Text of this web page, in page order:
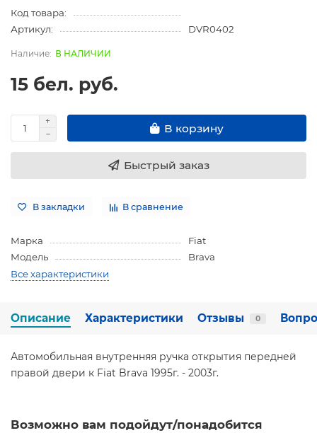
Код товара:
Артикул:
DVR0402
В НАЛИЧИИ
15 бел. руб.
В корзину
Быстрый заказ
В закладки В сравнение
Марка
Fiat
Модель
Brava
Все характеристики
Описание Характеристики Отзывы 0
Автомобильная внутренняя ручка открытия передней
правой двери к Fiat Brava 1995г. - 2003г.
Возможно вам подойдут/понадобится